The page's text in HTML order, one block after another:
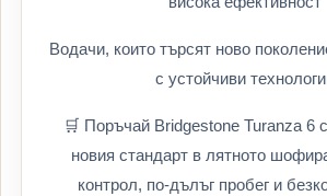
Водачи, които търсят ново
с устойчиви
🛒 Поръчай Bridgestone Turanza 6
новия стандарт в лятното
контрол, по-дълъг пробег и